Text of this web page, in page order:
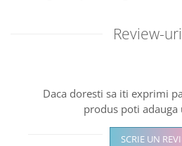
Review-uri
Daca doresti sa iti exprimi
produs poti adauga
SCRIE UN